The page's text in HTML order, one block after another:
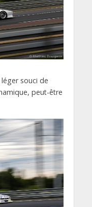
souci de
peut-être